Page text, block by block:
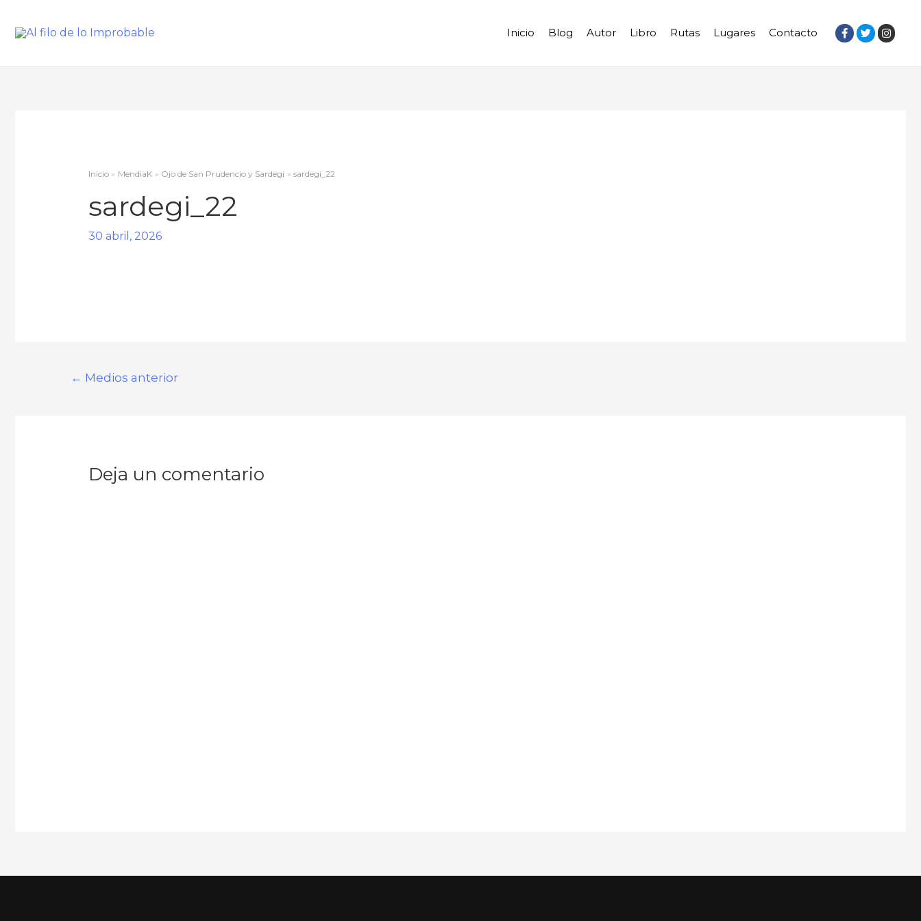
Inicio Blog Autor Libro Rutas Lugares Contacto
Inicio MendiaK Ojo de San Prudencio y Sardegi sardegi_22
sardegi_22
30 abril, 2026
← Medios anterior
Deja un comentario